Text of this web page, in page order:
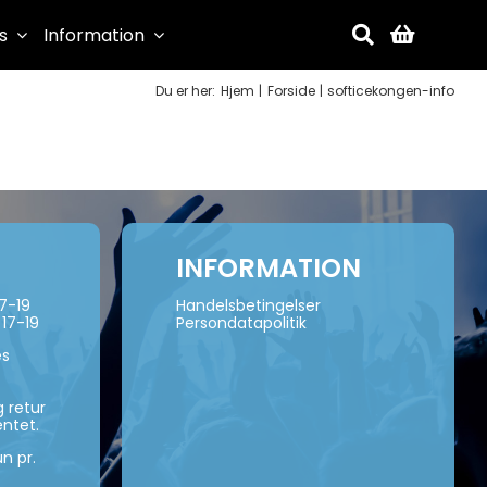
Information
Du er her: Hjem Forside softicekongen-info
19
19
retur
pr.
INFORMATION
Handelsbetingelser
Persondatapolitik